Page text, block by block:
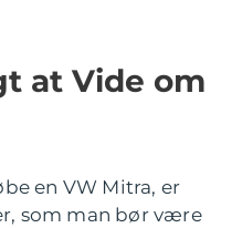
at Vide om
en VW Mitra, er
som man bør være